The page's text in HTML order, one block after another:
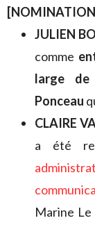
JULIEN
comme
large de
Ponceau
CLAIRE
a été
Marine Le